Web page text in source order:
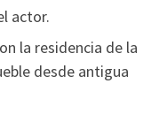
actor.
la residencia de la
desde antigua